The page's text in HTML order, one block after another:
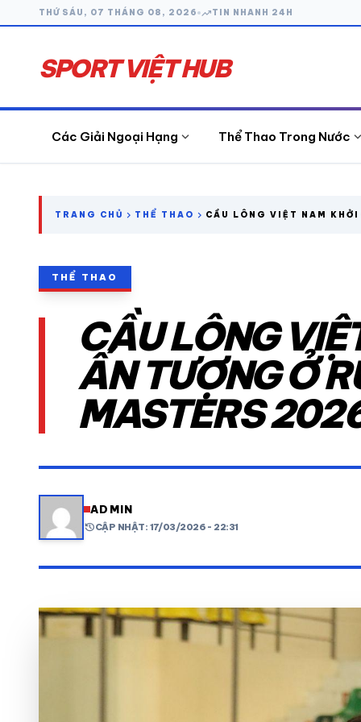
THỨ SÁU, 07 THÁNG 08, 2026 trending_upTIN NHANH 24H
SPORT VIỆT HUB
Các Giải Ngoại Hạng expand_more Thể Thao Trong Nước expand_more
THỂ THAO
mail
TRANG CHỦ chevron_right THỂ THAO chevron_right CẦU LÔNG VIỆT NAM KHỞI
THỂ THAO
CẦU LÔNG
ẤN TƯỢNG Ở
MASTERS
ADMIN
historyCẬP NHẬT: 17/03/2026 - 22:31